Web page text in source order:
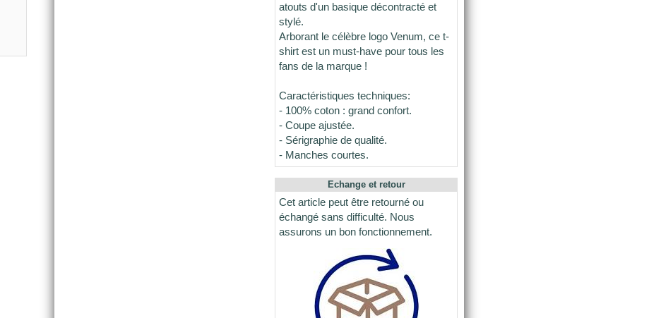
atouts d'un basique décontracté et
stylé.
Arborant le célèbre logo Venum, ce t-
shirt est un must-have pour tous les
fans de la marque !
Caractéristiques techniques:
- 100% coton : grand confort.
- Coupe ajustée.
- Sérigraphie de qualité.
- Manches courtes.
Echange et retour
Cet article peut être retourné ou
échangé sans difficulté. Nous
assurons un bon fonctionnement.